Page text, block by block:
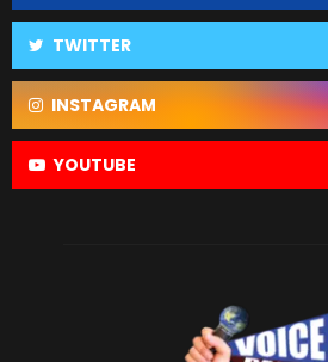
TWITTER
INSTAGRAM
YOUTUBE